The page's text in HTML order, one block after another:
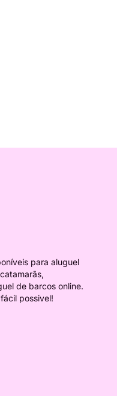
para aluguel
de barcos online.
possivel!